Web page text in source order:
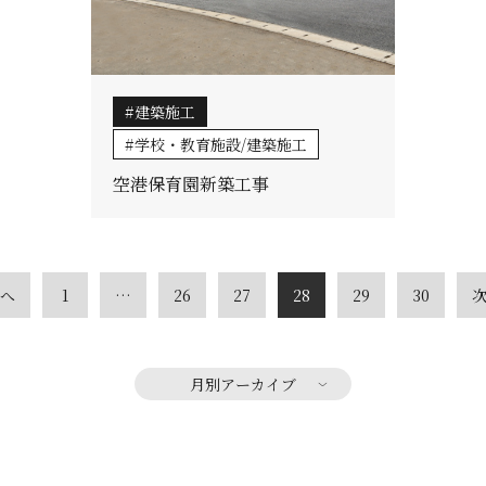
建築施工
学校・教育施設/建築施工
空港保育園新築工事
1 … 26 27 28 29 30
月別アーカイブ